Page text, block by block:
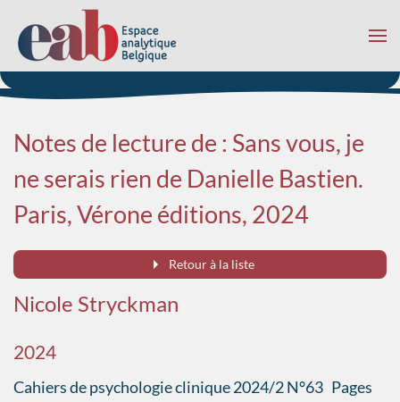
Accéder au contenu principal
Notes de lecture de : Sans vous, je
ne serais rien de Danielle Bastien.
Paris, Vérone éditions, 2024
Retour à la liste
Nicole Stryckman
2024
Cahiers de psychologie clinique 2024/2 N°63 Pages